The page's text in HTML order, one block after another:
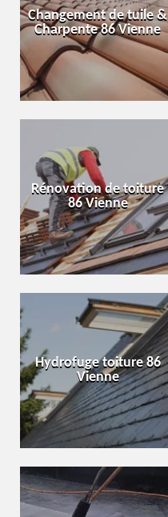
Changement de tuile &
Charpente 86 Vienne
Rénovation de toiture
86 Vienne
Hydrofuge toiture 86
Vienne